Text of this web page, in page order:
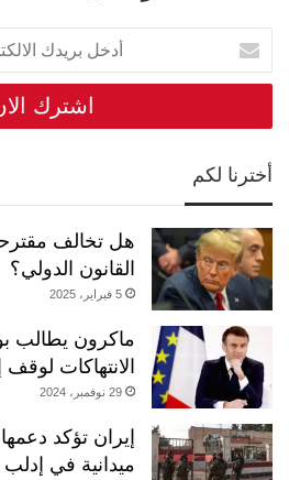
أدخل
بريدك
الالكتروني
أخترنا لكم
هل تخالف
القانون الدولي؟
5 فبراير، 2025
ماكرون يطالب
الانتهاكات
29 نوفمبر، 2024
إيران تؤكد
ميدانية في